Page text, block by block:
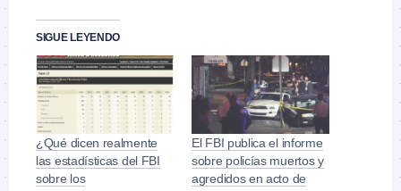
SIGUE LEYENDO
¿Qué dicen realmente
las estadísticas del FBI
sobre los
El FBI publica el informe
sobre policías muertos y
agredidos en acto de